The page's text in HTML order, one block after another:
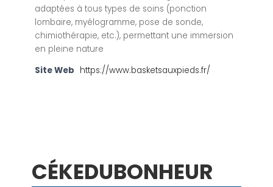
adaptées à tous types de soins (ponction
lombaire, myélogramme, pose de sonde,
chimiothérapie, etc.), permettant une immersion
en pleine nature
Site Web https://www.basketsauxpieds.fr/
CÉKEDUBONHEUR